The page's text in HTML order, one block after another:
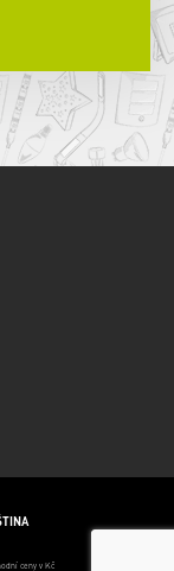
ceny v Kč